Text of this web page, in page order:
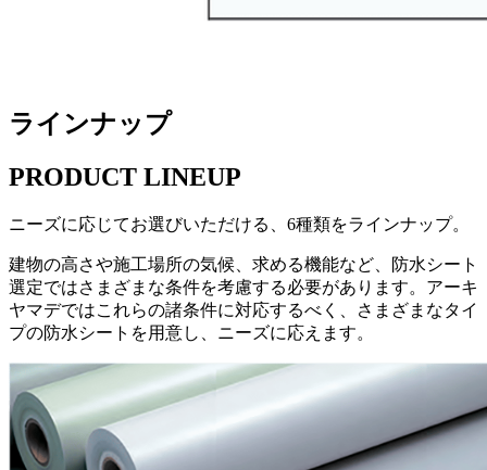
ラインナップ
PRODUCT LINEUP
ニーズに応じてお選びいただける、6種類をラインナップ。
建物の高さや施工場所の気候、求める機能など、防水シート
選定ではさまざまな条件を考慮する必要があります。アーキ
ヤマデではこれらの諸条件に対応するべく、さまざまなタイ
プの防水シートを用意し、ニーズに応えます。